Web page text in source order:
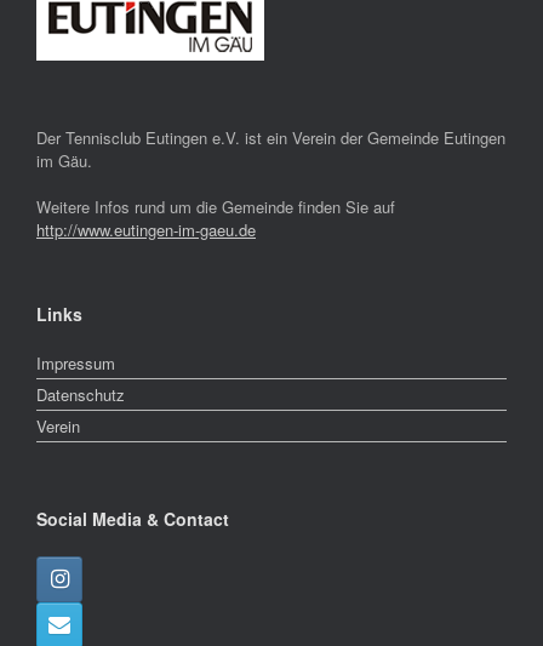
Der Tennisclub Eutingen e.V. ist ein Verein der Gemeinde Eutingen
im Gäu.
Weitere Infos rund um die Gemeinde finden Sie auf
http://www.eutingen-im-gaeu.de
Links
Impressum
Datenschutz
Verein
Social Media & Contact